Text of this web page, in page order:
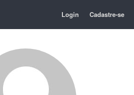
Login Cadastre-se